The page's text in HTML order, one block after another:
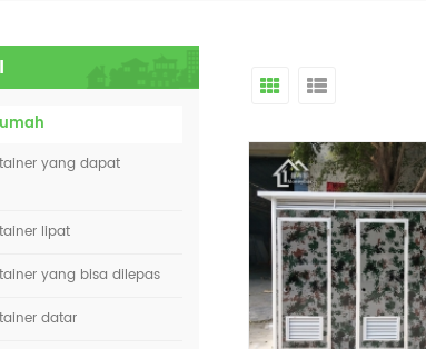
yang dapat
lipat
yang bisa dilepas
datar